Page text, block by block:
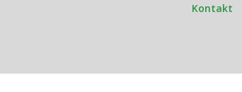
Kontakt